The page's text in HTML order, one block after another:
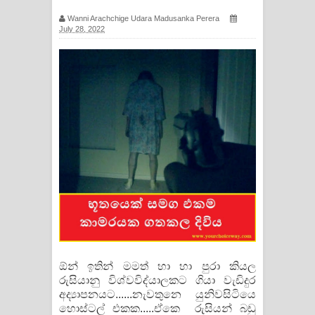
සඳේ ගීතයේ පද පෙළ
ගීතයේ පද පෙළ
Ras Balan Song Lyrics - රැස් බලන්
ගීතයේ පද පෙළ
Hoda sihiyen Song Lyrics - හොද
සිහියෙන් ගීතයේ පද පෙළ
Awanken Song Lyrics - අවංකෙන්
Pa Sina Song Lyrics - පෑ සිනා ගීතයේ
පද පෙළ
Wanni Arachchige Udara Madusanka Perera
July 28, 2022
ඕන් ඉතින් මමත් හා හා පුරා කියල
රුසියානු විශ්වවිද්යාලකට ගියා වැඩිදුර
අද්‍යාපනයට......නැවතුනෙ යුනිවසිටියෙ
හොස්ටල් එකක.....ඒකෙ රුසියන් බඩු